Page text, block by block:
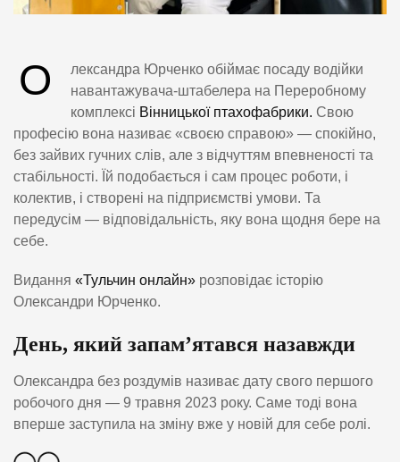
О
лександра Юрченко обіймає посаду водійки
навантажувача-штабелера на Переробному
комплексі Вінницької птахофабрики. Свою
професію вона називає «своєю справою» — спокійно,
без зайвих гучних слів, але з відчуттям впевненості та
стабільності. Їй подобається і сам процес роботи, і
колектив, і створені на підприємстві умови. Та
передусім — відповідальність, яку вона щодня бере на
себе.
Видання «Тульчин онлайн» розповідає історію
Олександри Юрченко.
День, який запам’ятався назавжди
Олександра без роздумів називає дату свого першого
робочого дня — 9 травня 2023 року. Саме тоді вона
вперше заступила на зміну вже у новій для себе ролі.